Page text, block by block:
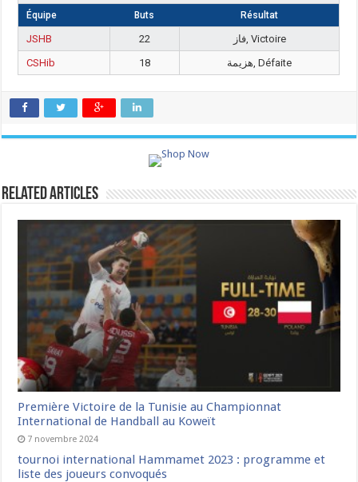
Équipe Buts Résultat
JSHB 22
فاز, Victoire
CSHib
18 هزيمة, Défaite
Related Articles
Première Victoire de la Tunisie au Championnat
International de Handball au Koweït
7 novembre 2024
tournoi international Hammamet 2023 : programme et
liste des joueurs convoqués